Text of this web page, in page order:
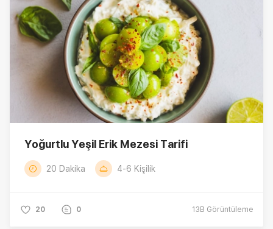
Yoğurtlu Yeşil Erik Mezesi Tarifi
20 Dakika 4-6 Kişilik
20 0 13B Görüntüleme